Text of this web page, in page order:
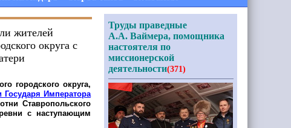
жителей
округа с
городского округа,
Государя Императора
Ставропольского
с наступающим
Труды праведные
А.А. Ваймера, помощника
настоятеля по
миссионерской
деятельности(371)